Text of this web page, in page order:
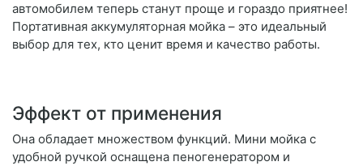
автомобилем теперь станут проще и гораздо приятнее!
Портативная аккумуляторная мойка – это идеальный
выбор для тех, кто ценит время и качество работы.
Эффект от применения
Она обладает множеством функций. Мини мойка с
удобной ручкой оснащена пеногенератором и